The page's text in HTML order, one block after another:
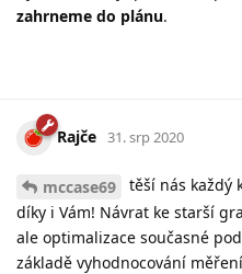
zahrneme do plánu.
Rajče 31. srp 2020
mccase69
těší nás každý
díky i Vám! Návrat ke starší
ale optimalizace současné
základě vyhodnocování